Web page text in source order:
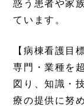
惑う患者や家
てい
【病棟看護目
専門・業種を
図り、知識・
療の提供に努